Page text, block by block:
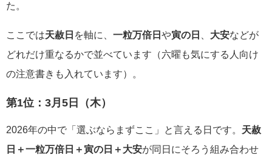
た。
ここでは天赦日 を軸に、 一粒万倍日 や寅の日 大安などが
どれだけ重なるかで並べています（六曜も気にする人向け
の注意書きも入れています）。
第1位： 3月5日（木）
2026年の中で「選ぶならまずここ」と言える日です。 天赦
日＋一粒万倍日＋寅の日＋大安が同日にそろう組み合わせ